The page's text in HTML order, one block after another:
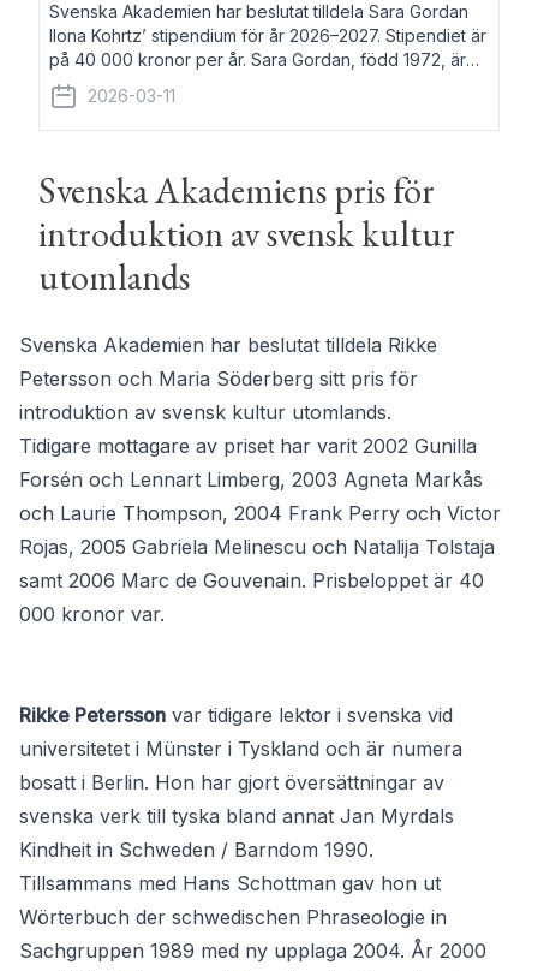
Svenska Akademien har beslutat tilldela Sara Gordan
Ilona Kohrtz’ stipendium för år 2026–2027. Stipendiet är
på 40 000 kronor per år. Sara Gordan, född 1972, är
författare och översättare. Hon debuterade 2006 med
det prosalyriska verket En
2026-03-11
Svenska Akademiens pris för
introduktion av svensk kultur
utomlands
Svenska Akademien har beslutat tilldela Rikke
Petersson och Maria Söderberg sitt pris för
introduktion av svensk kultur utomlands.
Tidigare mottagare av priset har varit 2002 Gunilla
Forsén och Lennart Limberg, 2003 Agneta Markås
och Laurie Thompson, 2004 Frank Perry och Victor
Rojas, 2005 Gabriela Melinescu och Natalija Tolstaja
samt 2006 Marc de Gouvenain. Prisbeloppet är 40
000 kronor var.
Rikke Petersson var tidigare lektor i svenska vid
universitetet i Münster i Tyskland och är numera
bosatt i Berlin. Hon har gjort översättningar av
svenska verk till tyska bland annat Jan Myrdals
Kindheit in Schweden / Barndom 1990.
Tillsammans med Hans Schottman gav hon ut
Wörterbuch der schwedischen Phraseologie in
Sachgruppen 1989 med ny upplaga 2004. År 2000